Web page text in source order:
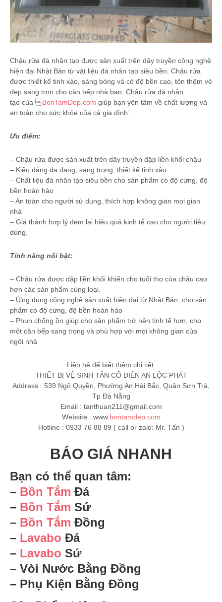
Chậu rửa đá nhân tạo được sản xuất trên dây truyền công nghệ
hiện đại Nhật Bản từ vật liệu đá nhân tạo siêu bền. Chậu rửa
được thiết kế tinh xảo, sáng bóng và có độ bền cao, tôn thêm vẻ
đẹp sang trọn cho căn bếp nhà bạn. Chậu rửa đá nhân
tạo của BonTamDep.com giúp bạn yên tâm về chất lượng và
an toàn cho sức khỏe của cả gia đình.
Ưu điểm:
– Chậu rửa được sản xuất trên dây truyền dập liền khối chậu
– Kiểu dáng đa dạng, sang trọng, thiết kế tinh xảo
– Chất liệu đá nhân tạo siêu bền cho sản phẩm có độ cứng, độ
bền hoàn hảo
– An toàn cho người sử dụng, thích hợp không gian mọi gian
nhà
– Giá thành hợp lý đem lại hiệu quả kinh tế cao cho người tiêu
dùng.
Tính năng nổi bật:
– Chậu rửa được dập liền khối khiến cho tuổi thọ của chậu cao
hơn các sản phẩm cùng loại.
– Ứng dụng công nghệ sản xuất hiện đại từ Nhật Bản, cho sản
phẩm có độ cứng, độ bền hoàn hảo
– Phun chống ồn giúp cho sản phẩm trở nên tinh tế hơn, cho
một căn bếp sang trọng và phù hợp với mọi không gian của
ngôi nhà
Liên hệ để biết thêm chi tiết:
THIẾT BỊ VỆ SINH TÂN CỔ ĐIỂN AN LỘC PHÁT
Address : 539 Ngô Quyền, Phường An Hải Bắc, Quận Sơn Trà,
Tp Đà Nẵng
Email : tanthuan211@gmail.com
Website : www.bontamdep.com
Hotline : 0933 76 88 89 ( call or zalo: Mr. Tấn )
BÁO GIÁ NHANH
Bạn có thể quan tâm:
– Bồn Tắm Đá
– Bồn Tắm Sứ
– Bồn Tắm Đồng
– Lavabo Đá
– Lavabo Sứ
– Vòi Nước Bằng Đồng
– Phụ Kiện Bằng Đồng